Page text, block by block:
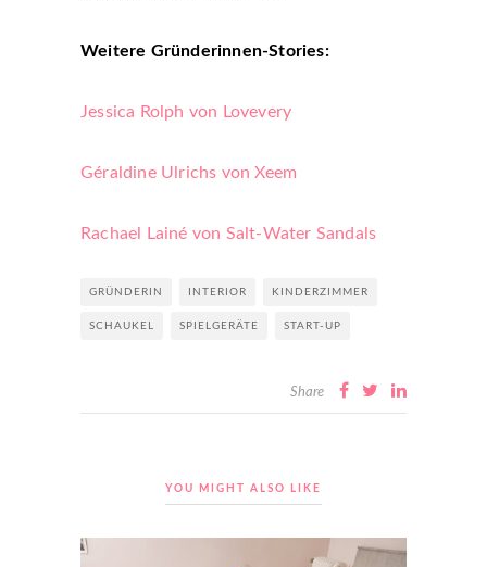
Weitere Gründerinnen-Stories:
Jessica Rolph von Lovevery
Géraldine Ulrichs von Xeem
Rachael Lainé von Salt-Water Sandals
GRÜNDERIN INTERIOR KINDERZIMMER
SCHAUKEL SPIELGERÄTE START-UP
Share
YOU MIGHT ALSO LIKE